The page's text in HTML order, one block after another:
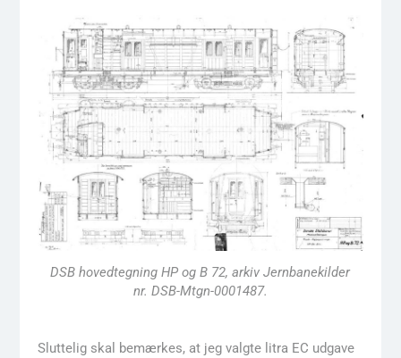
DSB hovedtegning HP og B 72, arkiv Jernbanekilder
nr. DSB-Mtgn-0001487.
Sluttelig skal bemærkes, at jeg valgte litra EC udgave